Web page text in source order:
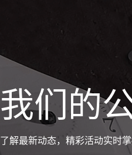
我们的
了解最新动态，精彩活动实时